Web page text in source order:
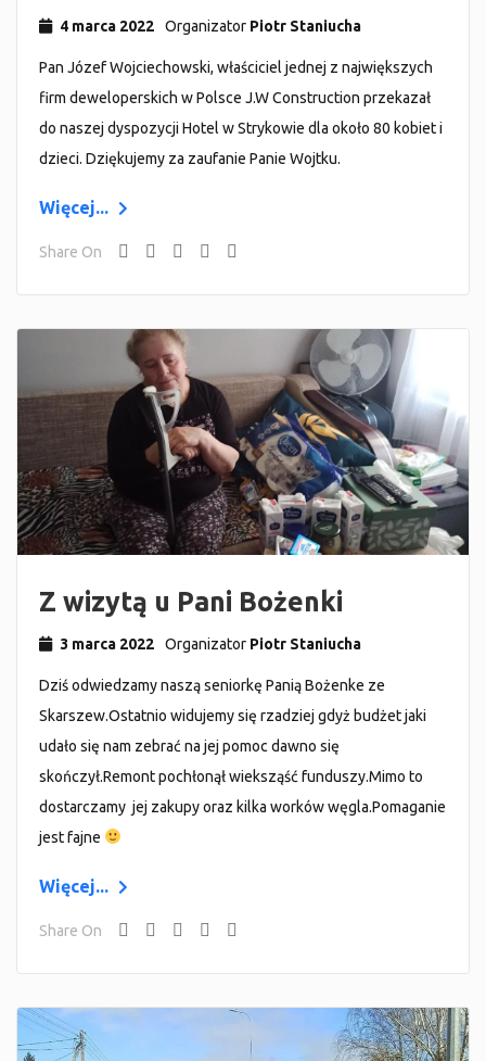
4 marca 2022 Organizator Piotr Staniucha
Pan Józef Wojciechowski, właściciel jednej z największych
firm deweloperskich w Polsce J.W Construction przekazał
do naszej dyspozycji Hotel w Strykowie dla około 80 kobiet i
dzieci. Dziękujemy za zaufanie Panie Wojtku.
Więcej...
Share On
Z wizytą u Pani Bożenki
3 marca 2022 Organizator Piotr Staniucha
Dziś odwiedzamy naszą seniorkę Panią Bożenke ze
Skarszew.Ostatnio widujemy się rzadziej gdyż budżet jaki
udało się nam zebrać na jej pomoc dawno się
skończył.Remont pochłonął wieksząść funduszy.Mimo to
dostarczamy jej zakupy oraz kilka worków węgla.Pomaganie
jest fajne
Więcej...
Share On